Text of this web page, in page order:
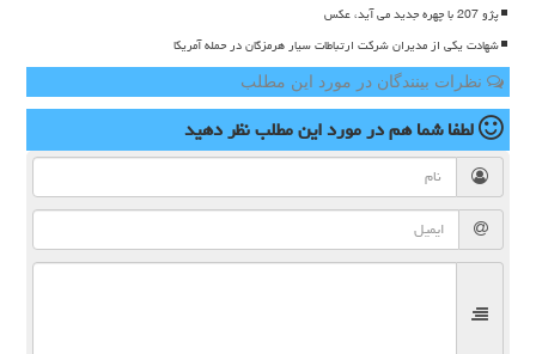
پژو 207 با چهره جدید می آید، عکس
شهادت یکی از مدیران شرکت ارتباطات سیار هرمزگان در حمله آمریکا
نظرات بینندگان در مورد این مطلب
لطفا شما همدر مورد این مطلبنظر دهید